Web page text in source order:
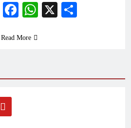
Facebook
WhatsApp
X
Read More